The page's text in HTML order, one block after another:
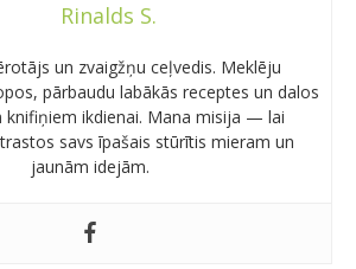
Rinalds S.
un zvaigžņu ceļvedis. Meklēju
pārbaudu labākās receptes un dalos
knifiņiem ikdienai. Mana misija — lai
savs īpašais stūrītis mieram un
jaunām idejām.